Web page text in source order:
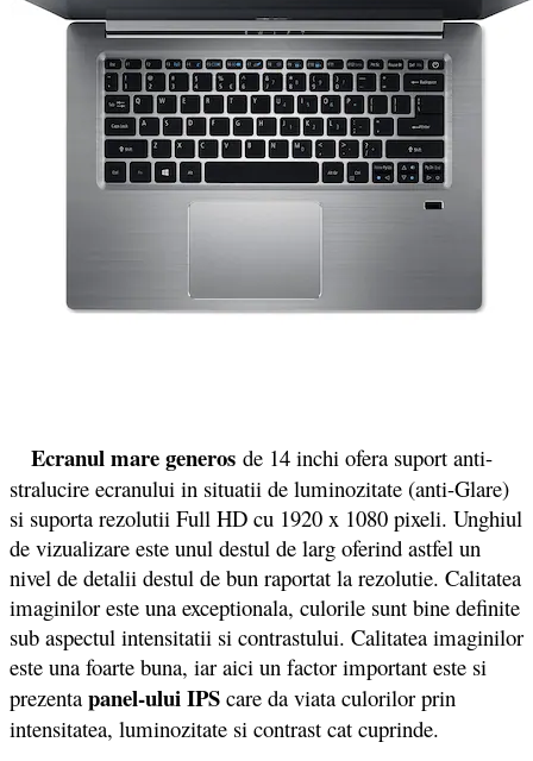
Ecranul mare generos de 14 inchi ofera suport anti-
stralucire ecranului in situatii de luminozitate (anti-Glare)
si suporta rezolutii Full HD cu 1920 x 1080 pixeli. Unghiul
de vizualizare este unul destul de larg oferind astfel un
nivel de detalii destul de bun raportat la rezolutie. Calitatea
imaginilor este una exceptionala, culorile sunt bine definite
sub aspectul intensitatii si contrastului. Calitatea imaginilor
este una foarte buna, iar aici un factor important este si
prezenta panel-ului IPS care da viata culorilor prin
intensitatea, luminozitate si contrast cat cuprinde.